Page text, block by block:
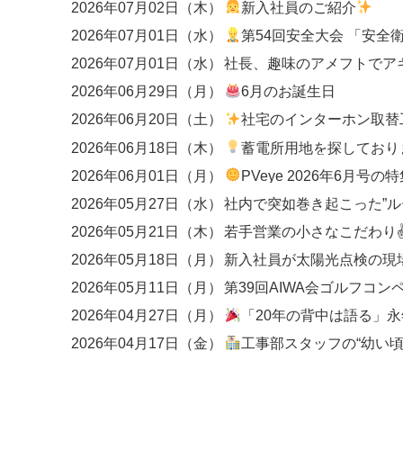
2026年07月02日（木）
新入社員のご紹介
2026年07月01日（水）
第54回安全大会 「安全衛生優良事業場」
2026年07月01日（水）
社長、趣味のアメフトでア
2026年06月29日（月）
6月のお誕生日
2026年06月20日（土）
社宅のインターホン取替工事
2026年06月18日（木）
蓄電所用地を探しており
2026年06月01日（月）
PVeye 2026年6月号の特集にて、関西エリアの
2026年05月27日（水）
2026年05月21日（木）
若手営業の小さなこだわ
2026年05月18日（月）
新入社員が太陽光点検の現
2026年05月11日（月）
第39回AIWA会ゴルフコン
2026年04月27日（月）
「20年の背中は語る」永
2026年04月17日（金）
工事部スタッフの“幼い頃の夢”